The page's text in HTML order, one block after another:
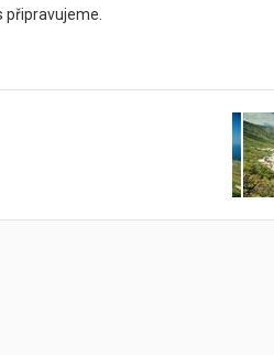
připravujeme.